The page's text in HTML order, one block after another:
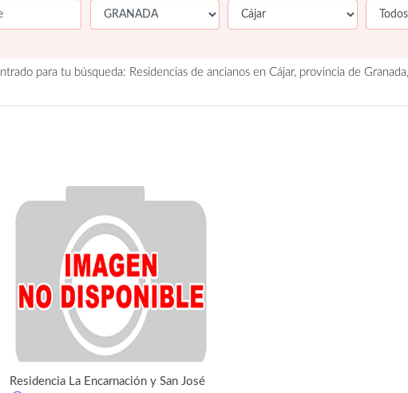
para tu búsqueda: Residencias de ancianos en Cájar, provincia de
Residencia La Encarnación y San José